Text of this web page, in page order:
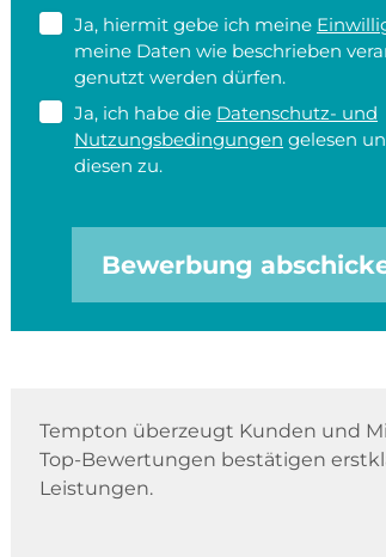
Ja, hiermit gebe ich meine
meine Daten wie beschrieben
genutzt werden dürfen.
Ja, ich habe die Datenschutz- und
Nutzungsbedingungen gelesen
diesen zu.
Bewerbung
Tempton überzeugt Kunden und
Top-Bewertungen bestätigen
Leistungen.